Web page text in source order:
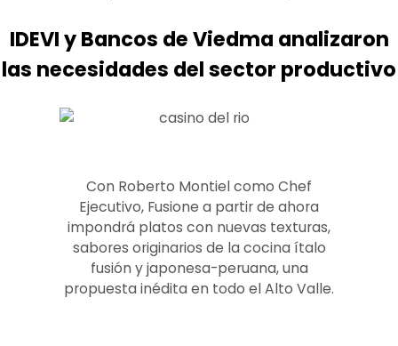
IDEVI y Bancos de Viedma analizaron
las necesidades del sector productivo
Con Roberto Montiel como Chef
Ejecutivo, Fusione a partir de ahora
impondrá platos con nuevas texturas,
sabores originarios de la cocina ítalo
fusión y japonesa-peruana, una
propuesta inédita en todo el Alto Valle.